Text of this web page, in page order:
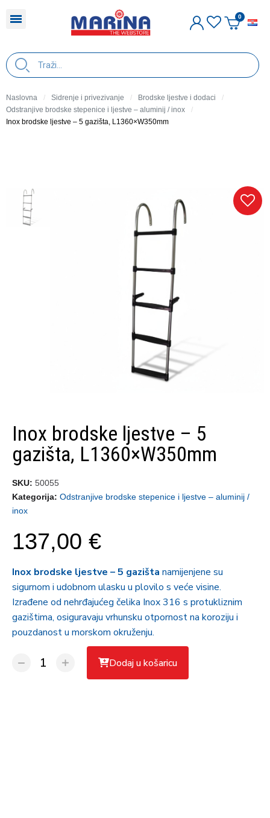
Naslovna Sidrenje i privezivanje
Brodske ljestve i dodaci
Odstranjive brodske stepenice i ljestve – aluminij / inox
Inox brodske ljestve – 5 gazišta, L1360×W350mm
Inox brodske ljestve – 5
gazišta, L1360×W350mm
SKU 50055
Kategorija Odstranjive brodske stepenice i ljestve – aluminij /
inox
137,00 €
Inox brodske ljestve – 5 gazišta namijenjene su
sigurnom i udobnom ulasku u plovilo s veće visine.
Izrađene od nehrđajućeg čelika Inox 316 s protukliznim
gazištima, osiguravaju vrhunsku otpornost na koroziju i
pouzdanost u morskom okruženju.
Dodaj u košaricu